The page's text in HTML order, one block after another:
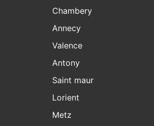
Chambery
Annecy
Valence
Antony
Saint maur
Lorient
Metz